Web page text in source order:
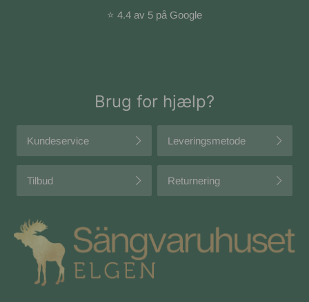
⭐ 4.4 av 5 på Google
Brug for hjælp?
Kundeservice Leveringsmetode
Tilbud Returnering